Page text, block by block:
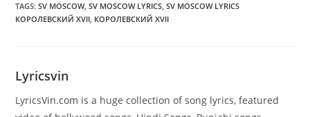
TAGS:SV MOSCOW, SV MOSCOW LYRICS, SV MOSCOW LYRICS
КОРОЛЕВСКИЙ XVII, КОРОЛЕВСКИЙ XVII
Lyricsvin
LyricsVin.com is a huge collection of song lyrics, featured